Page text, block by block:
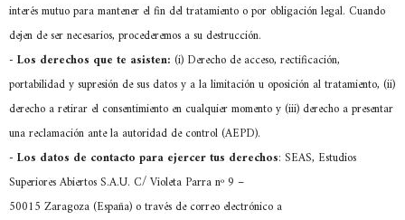
interés mutuo para mantener el fin del tratamiento o por obligación legal. Cuando
dejen de ser necesarios, procederemos a su destrucción.
- Los derechos que te asisten: (i) Derecho de acceso, rectificación,
portabilidad y supresión de sus datos y a la limitación u oposición al tratamiento, (ii)
derecho a retirar el consentimiento en cualquier momento y (iii) derecho a presentar
una reclamación ante la autoridad de control (AEPD).
- Los datos de contacto para ejercer tus derechos: SEAS, Estudios
Superiores Abiertos S.A.U. C/ Violeta Parra nº 9 –
50015 Zaragoza (España) o través de correo electrónico a